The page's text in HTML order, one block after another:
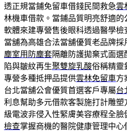
透正規當鋪免留車借錢民間救急雲
林機車借款。當鋪品質明亮舒適的
軟體來建專營售後眼科透過醫學檢
當舖為高雄合法當舖優質老品牌
塵室用防塵套隔離防護拋棄式面
陷與皺紋再生聚雙旋乳酸俗稱精靈
專營多種抵押品提供雲林免留車方
台北當舖公會優質首選客戶專屬台
利息幫助多元借款客製施打計雕塑
級電波非侵入性緊膚美容療程全
檢查掌握商機的醫院健康管理中